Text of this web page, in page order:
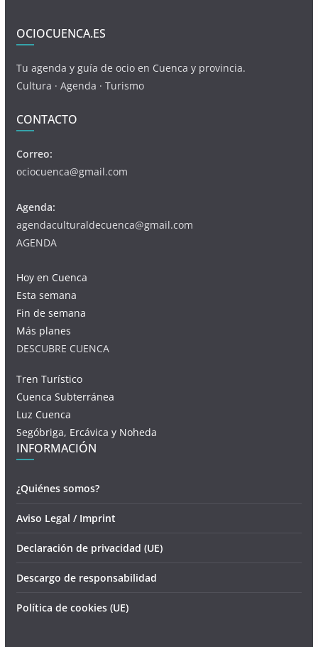
OCIOCUENCA.ES
Tu agenda y guía de ocio en Cuenca y provincia.
Cultura · Agenda · Turismo
CONTACTO
Correo:
ociocuenca@gmail.com
Agenda:
agendaculturaldecuenca@gmail.com
AGENDA
Hoy en Cuenca
Esta semana
Fin de semana
Más planes
DESCUBRE CUENCA
Tren Turístico
Cuenca Subterránea
Luz Cuenca
Segóbriga, Ercávica y Noheda
INFORMACIÓN
¿Quiénes somos?
Aviso Legal / Imprint
Declaración de privacidad (UE)
Descargo de responsabilidad
Política de cookies (UE)